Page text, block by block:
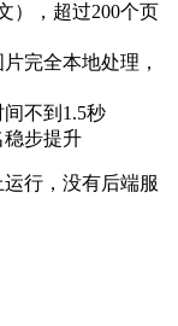
），超过200个页
完全本地处理，
间不到1.5秒
稳步提升
行，没有后端服